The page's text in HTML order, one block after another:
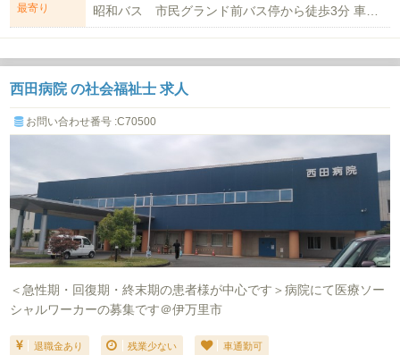
最寄り
西田病院 の社会福祉士 求人
お問い合わせ番号 :C70500
＜急性期・回復期・終末期の患者様が中心です＞病院にて医療ソー
シャルワーカーの募集です＠伊万里市
退職金あり 残業少ない 車通勤可